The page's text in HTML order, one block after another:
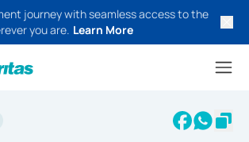
journey with seamless access to the
you are. Learn More